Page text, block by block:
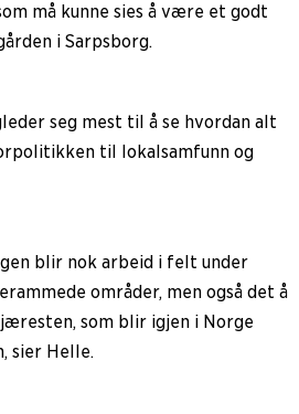
må kunne sies å være et godt
i Sarpsborg.
seg mest til å se hvordan alt
til lokalsamfunn og
blir nok arbeid i felt under
områder, men også det å
som blir igjen i Norge
sier Helle.